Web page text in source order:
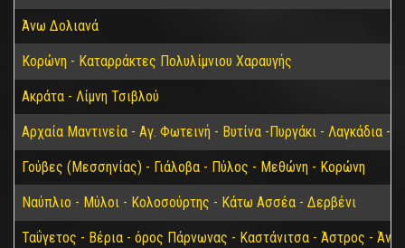
Άνω Δολιανά
Κορώνη - Καταρράκτες Πολυλίμνιου Χαραυγής
Ακράτα - Λίμνη Τσιβλού
Αρχαία Μαντινεία - Αγ. Φωτεινή - Βυτίνα -Πυργάκι - Λαγκάδια -
Γούβες (Μεσσηνίας) - Γιάλοβα - Πύλος - Μεθώνη - Κορώνη
Ναύπλιο - Μύλοι - Κολοσούρτης - Κάτω Ασσέα - Δερβένι
Ταΰγετος - Βέρια - όρος Πάρνωνας - Καστάνιτσα - Άστρος - Άνω